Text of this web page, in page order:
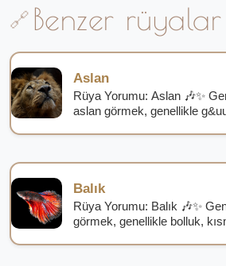
Benzer rüyalar
Aslan
Rüya Yorumu: Aslan 🎶✨
aslan görmek, genellikle
Balık
Rüya Yorumu: Balık 🎶✨
görmek, genellikle bolluk,